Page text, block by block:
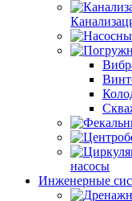
насосы
Инженерные